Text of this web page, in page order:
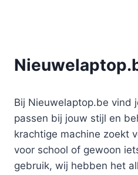
Bij Nieuwelaptop.be vind
passen bij jouw stijl en
krachtige machine zoekt
voor school of gewoon
gebruik, wij hebben het